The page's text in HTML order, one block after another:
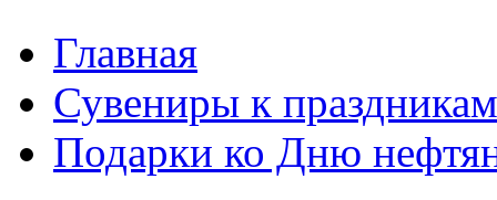
Главная
Сувениры к праздникам
Подарки ко Дню